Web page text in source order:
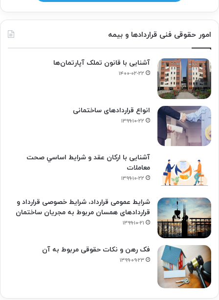
امور حقوقی فنی قراردادها و بیمه
آشنایی با قانون تملک آپارتمان‌ها
۱۴۰۰-۰۲-۲۲
انواع قراردادهای ساختمانی
۱۳۹۹-۱۰-۲۲
آشنایی با ارکان عقد و شرايط اساسي صحت
معاملات
۱۳۹۹-۱۰-۲۲
شرایط عمومی قرارداد، شرایط خصوصی قرارداد و
قراردادهای همسان مربوط به مجریان ساختمان
۱۳۹۹-۱۰-۲۱
فک‌ رهن و نکات حقوقی مربوط به آن
۱۳۹۹-۰۹-۲۳